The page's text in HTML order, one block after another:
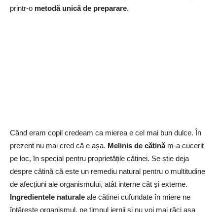
printr-o metodă unică de preparare.
Când eram copil credeam ca mierea e cel mai bun dulce. În
prezent nu mai cred că e așa. Melinis de cătinăm-a cucerit
pe loc, în special pentru proprietățile cătinei. Se știe deja
despre cătină că este un remediu natural pentru o multitudine
de afecțiuni ale organismului, atât interne cât și externe.
Ingredientele naturale ale cătinei cufundate în miere ne
întărește organismul, pe timpul iernii și nu voi mai răci așa